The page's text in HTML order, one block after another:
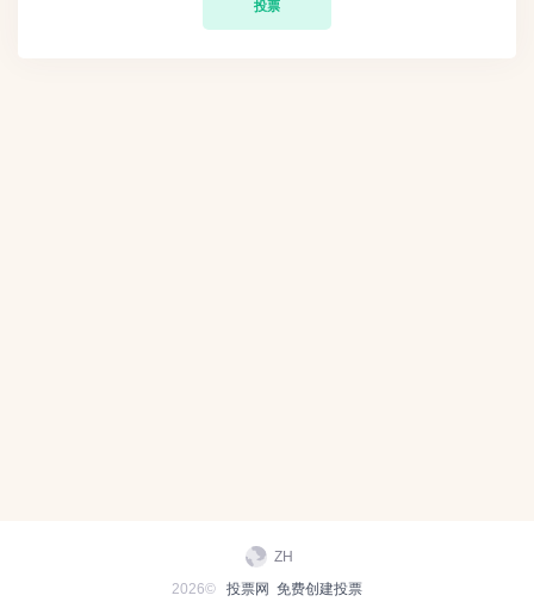
投票
2026© 投票网 免费创建投票
ZH